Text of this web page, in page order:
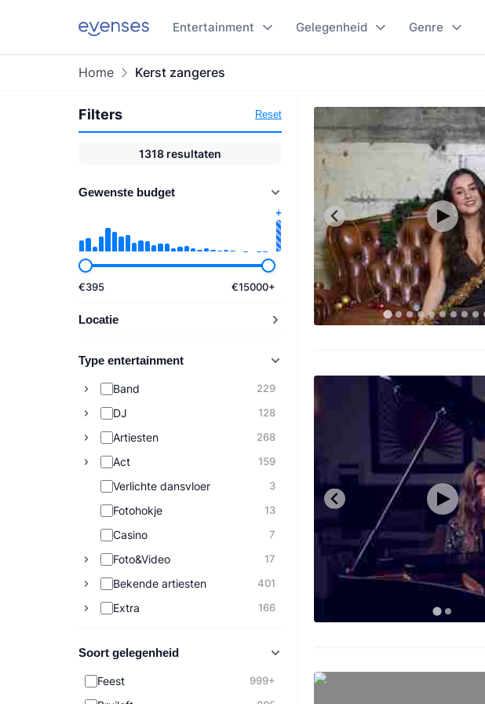
Entertainment Gelegenheid Genre
Home Kerst zangeres
Filters Reset
1318 resultaten
Gewenste budget
€395 €15000+
Locatie
Type entertainment
Band 229
DJ 128
Artiesten 268
Act 159
Verlichte dansvloer 3
Fotohokje 13
Casino 7
Foto&Video 17
Bekende artiesten 401
Extra 166
Soort gelegenheid
Feest 999+